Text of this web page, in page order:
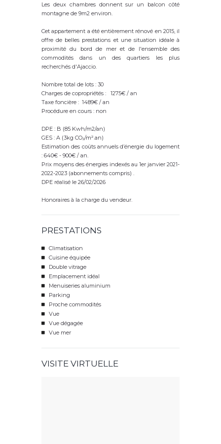
Les deux chambres donnent sur un balcon côté
montagne de 9m2 environ.
Cet appartement a été entièrement rénové en 2015, il
offre de belles prestations et une situation idéale à
proximité du bord de mer et de l'ensemble des
commodités dans un des quartiers les plus
recherchés d'Ajaccio.
Nombre total de lots : 30
Charges de copropriétés : 1275€ / an
Taxe foncière : 1489€ / an
Procédure en cours : non
DPE : B (85 Kwh/m2/an)
GES : A (3kg CO₂/m².an)
Estimation des coûts annuels d’énergie du logement
: 640€ - 900€ / an.
Prix moyens des énergies indexés au 1er janvier 2021-
2022-2023 (abonnements compris) .
DPE réalisé le 26/02/2026
Honoraires à la charge du vendeur.
PRESTATIONS
Climatisation
Cuisine équipée
Double vitrage
Emplacement idéal
Menuiseries aluminium
Parking
Proche commodités
Vue
Vue dégagée
Vue mer
VISITE VIRTUELLE